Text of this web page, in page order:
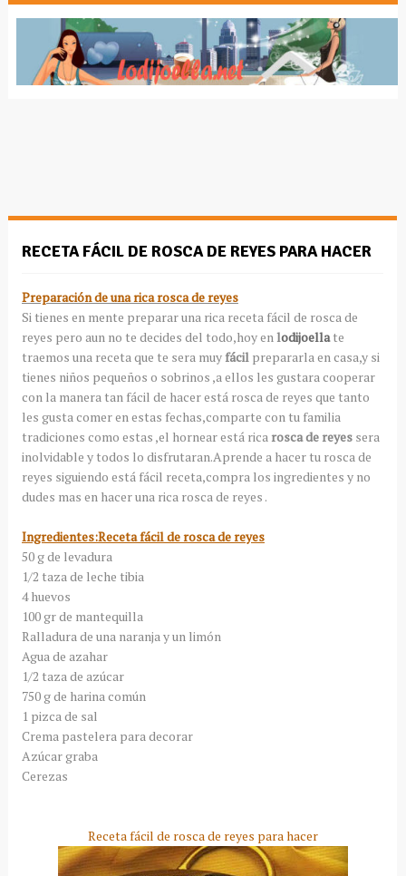
RECETA FÁCIL DE ROSCA DE REYES PARA HACER
Preparación de una rica rosca de reyes
Si tienes en mente preparar una rica receta fácil de rosca de
reyes pero aun no te decides del todo,hoy en lodijoella te
traemos una receta que te sera muyfácil prepararla en casa,y si
tienes niños pequeños o sobrinos ,a ellos les gustara cooperar
con la manera tan fácil de hacer está rosca de reyes que tanto
les gusta comer en estas fechas,comparte con tu familia
tradiciones como estas ,el hornear está rica rosca de reyessera
inolvidable y todos lo disfrutaran.Aprende a hacer tu rosca de
reyes siguiendo está fácil receta,compra los ingredientes y no
dudes mas en hacer una rica rosca de reyes .
Ingredientes:Receta fácil de rosca de reyes
50 g de levadura
1/2 taza de leche tibia
4 huevos
100 gr de mantequilla
Ralladura de una naranja y un limón
Agua de azahar
1/2 taza de azúcar
750 g de harina común
1 pizca de sal
Crema pastelera para decorar
Azúcar graba
Cerezas
Receta fácil de rosca de reyes para hacer